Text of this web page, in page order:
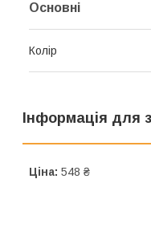
Основні
Колір
Інформація для
Ціна: 548 ₴